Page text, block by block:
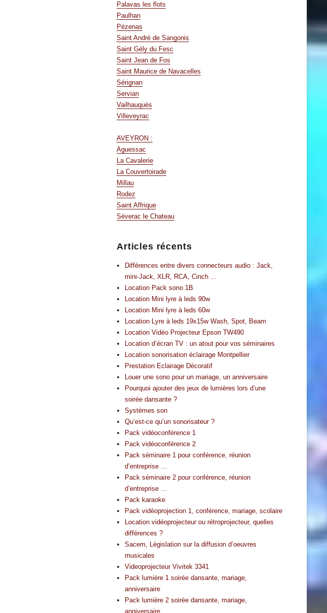
Palavas les flots
Paulhan
Pézenas
Saint André de Sangonis
Saint Gély du Fesc
Saint Jean de Fos
Saint Maurice de Navacelles
Sérignan
Servian
Vailhauquès
Villeveyrac
AVEYRON :
Aguessac
La Cavalerie
La Couvertoirade
Millau
Rodez
Saint Affrique
Séverac le Chateau
Articles récents
Différences entre divers connecteurs audio : Jack,
mini-Jack, XLR, RCA, Cinch …
Location Pack sono 1B
Location Mini lyre à leds 90w
Location Mini lyre à leds 60w
Location Lyre à leds 19x15w Wash, Spot, Beam
Location Vidéo Projecteur Epson TW490
Location d’écran TV : un atout pour vos séminaires
Location sonorisation éclairage Montpellier
Prestation Eclairage Décoratif
Louer une sono pour un mariage, un anniversaire
Pourquoi ajouter des jeux de lumières lors d’une
soirée dansante ?
Systèmes son
Qu’est-ce qu’un sonorisateur ?
Pack vidéoconférence 1
Pack vidéoconférence 2
Pack séminaire 1 pour conférence, réunion
d’entreprise …
Pack séminaire 2 pour conférence, réunion
d’entreprise …
Pack karaoke
Pack vidéoprojection 1, conférence, mariage, scolaire
Location vidéoprojecteur ou rétroprojecteur, quelles
différences ?
Sacem, Législation sur la diffusion d’oeuvres
musicales
Videoprojecteur Vivitek 3341
Pack lumière 1 soirée dansante, mariage,
anniversaire
Pack lumière 2 soirée dansante, mariage,
anniversaire